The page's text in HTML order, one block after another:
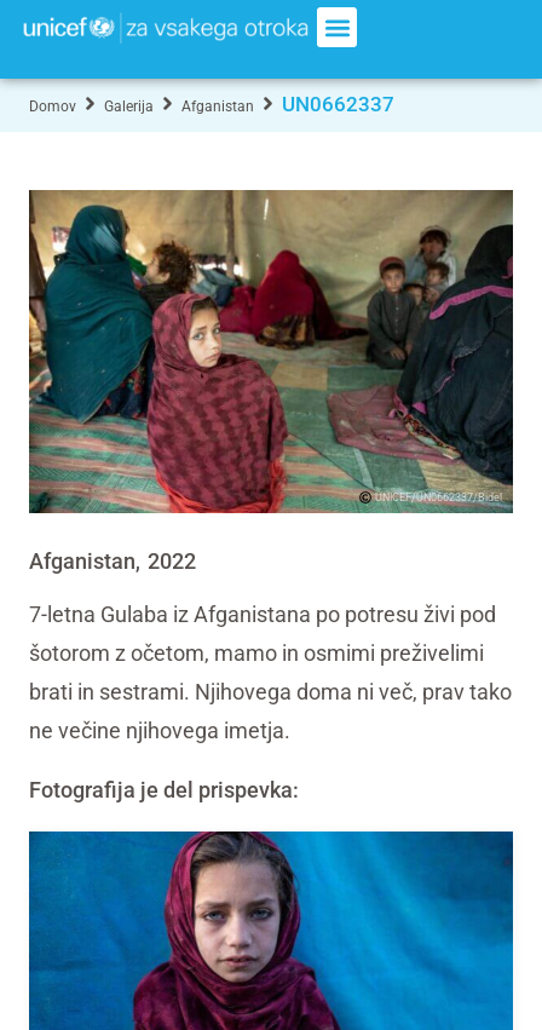
Domov Galerija Afganistan UN0662337
UNICEF/UN0662337/Bidel
Afganistan, 2022
7-letna Gulaba iz Afganistana po potresu živi pod
šotorom z očetom, mamo in osmimi preživelimi
brati in sestrami. Njihovega doma ni več, prav tako
ne večine njihovega imetja.
Fotografija je del prispevka: